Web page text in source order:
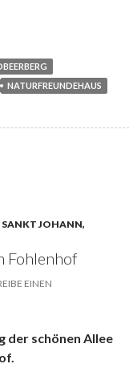
NATURFREUNDEHAUS
SANKT JOHANN,
Fohlenhof
EINEN
der schönen Allee